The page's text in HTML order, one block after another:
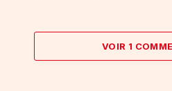
VOIR 1